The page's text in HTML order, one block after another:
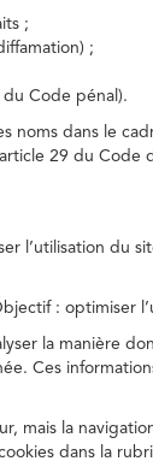
;
;
du Code pénal).
noms dans le
29 du Code
l’utilisation du
: optimiser
la manière
Ces
mais la
dans la